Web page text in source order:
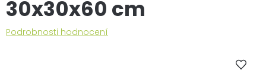
30x30x60 cm
Průměrné
Podrobnosti hodnocení